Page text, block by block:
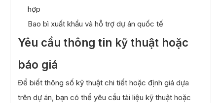
hợp
Bao bì xuất khẩu và hỗ trợ dự án quốc tế
Yêu cầu thông tin kỹ thuật hoặc
báo giá
Để biết thông số kỹ thuật chi tiết hoặc định giá dựa
trên dự án, bạn có thể yêu cầu tài liệu kỹ thuật hoặc